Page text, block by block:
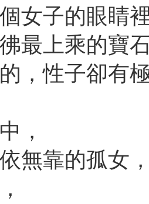
女子的眼睛
最上乘的寶
，性子卻有
，
無靠的孤女